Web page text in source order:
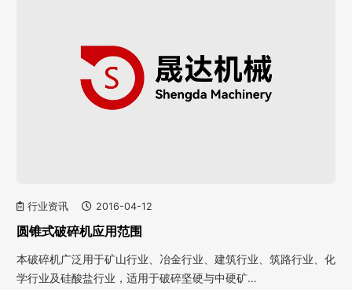
行业资讯 2016-04-12
圆锥式破碎机应用范围
本破碎机广泛用于矿山行业、冶金行业、建筑行业、筑路行业、化
学行业及硅酸盐行业，适用于破碎坚硬与中硬矿…